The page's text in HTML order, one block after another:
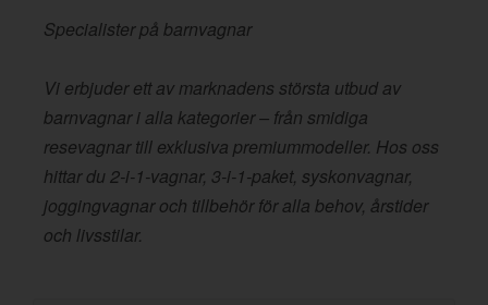
Specialister på barnvagnar
Vi erbjuder ett av marknadens största utbud av
barnvagnar i alla kategorier – från smidiga
resevagnar till exklusiva premiummodeller. Hos oss
hittar du 2-i-1-vagnar, 3-i-1-paket, syskonvagnar,
joggingvagnar och tillbehör för alla behov, årstider
och livsstilar.